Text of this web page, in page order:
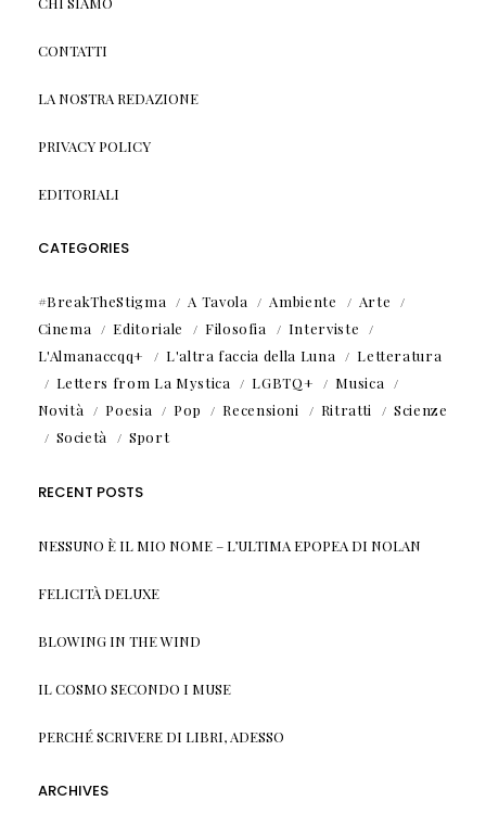
CONTATTI
LA NOSTRA REDAZIONE
PRIVACY POLICY
EDITORIALI
CATEGORIES
#BreakTheStigma A Tavola Ambiente
Arte
Cinema
Editoriale Filosofia
Interviste
L'Almanaccqq+
L'altra faccia della Luna
Letteratura
Letters from La Mystica
LGBTQ+
Musica
Novità
Poesia Pop Recensioni Ritratti
Scienze
Società
Sport
RECENT POSTS
NESSUNO È IL MIO NOME – L’ULTIMA EPOPEA DI NOLAN
FELICITÀ DELUXE
BLOWING IN THE WIND
IL COSMO SECONDO I MUSE
PERCHÉ SCRIVERE DI LIBRI, ADESSO
ARCHIVES